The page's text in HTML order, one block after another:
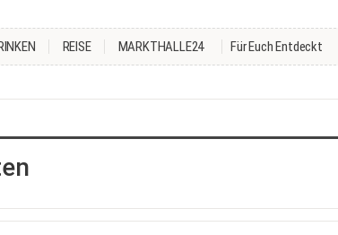
REISE MARKTHALLE24 Für Euch Entdeckt